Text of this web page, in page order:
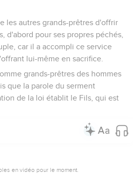
les autres grands-prêtres d'offrir
d'abord pour ses propres péchés,
car il a accompli ce service
lui-même en sacrifice.
grands-prêtres des hommes
que la parole du serment
de la loi établit le Fils, qui est
en vidéo pour le moment.